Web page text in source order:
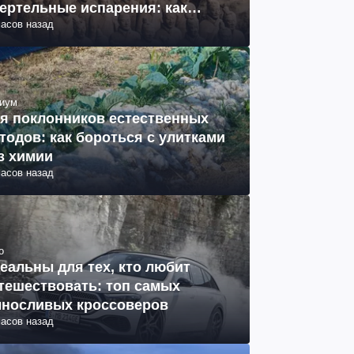
испарения: как
(фото)
назад
поклонников естественных
как бороться с улитками
химии
назад
для тех, кто любит
топ самых
кроссоверов
назад